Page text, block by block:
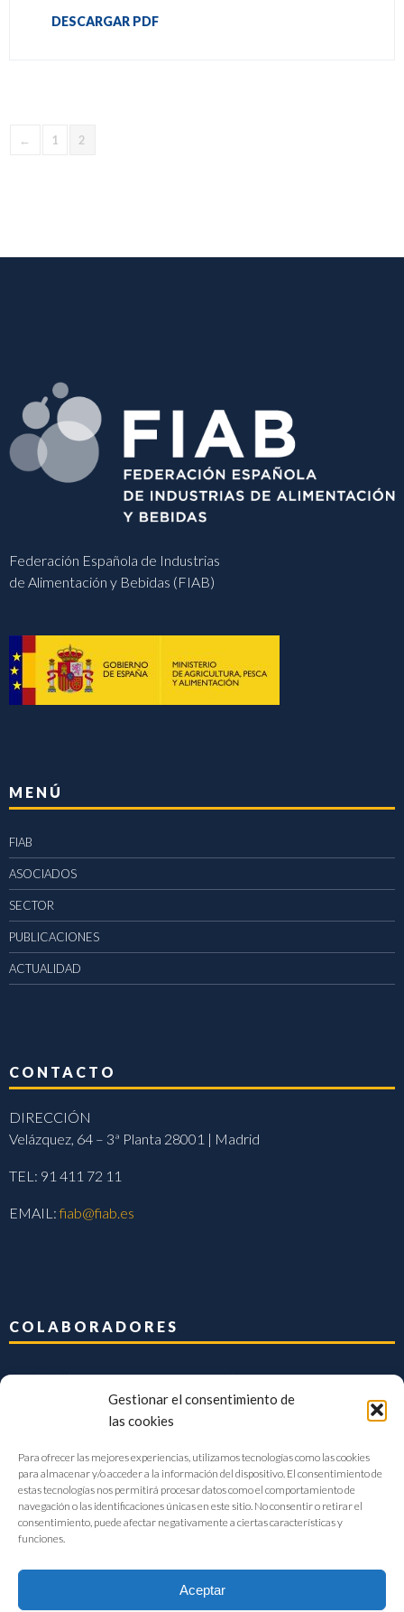
Gestionar el consentimiento de
las cookies
Para ofrecer las mejores experiencias, utilizamos tecnologías como las cookies
para almacenar y/o acceder a la información del dispositivo. El consentimiento de
estas tecnologías nos permitirá procesar datos como el comportamiento de
navegación o las identificaciones únicas en este sitio. No consentir o retirar el
consentimiento, puede afectar negativamente a ciertas características y
funciones.
Aceptar
DESCARGAR PDF
← 1 2
Federación Española de Industrias
de Alimentación y Bebidas (FIAB)
MENÚ
FIAB
ASOCIADOS
SECTOR
PUBLICACIONES
ACTUALIDAD
CONTACTO
DIRECCIÓN
Velázquez, 64 – 3ª Planta 28001 | Madrid
TEL: 91 411 72 11
EMAIL:fiab@fiab.es
COLABORADORES